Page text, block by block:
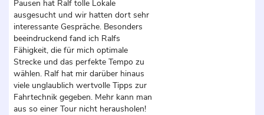
Pausen hat Ralf tolle Lokale
ausgesucht und wir hatten dort sehr
interessante Gespräche. Besonders
beeindruckend fand ich Ralfs
Fähigkeit, die für mich optimale
Strecke und das perfekte Tempo zu
wählen. Ralf hat mir darüber hinaus
viele unglaublich wertvolle Tipps zur
Fahrtechnik gegeben. Mehr kann man
aus so einer Tour nicht herausholen!